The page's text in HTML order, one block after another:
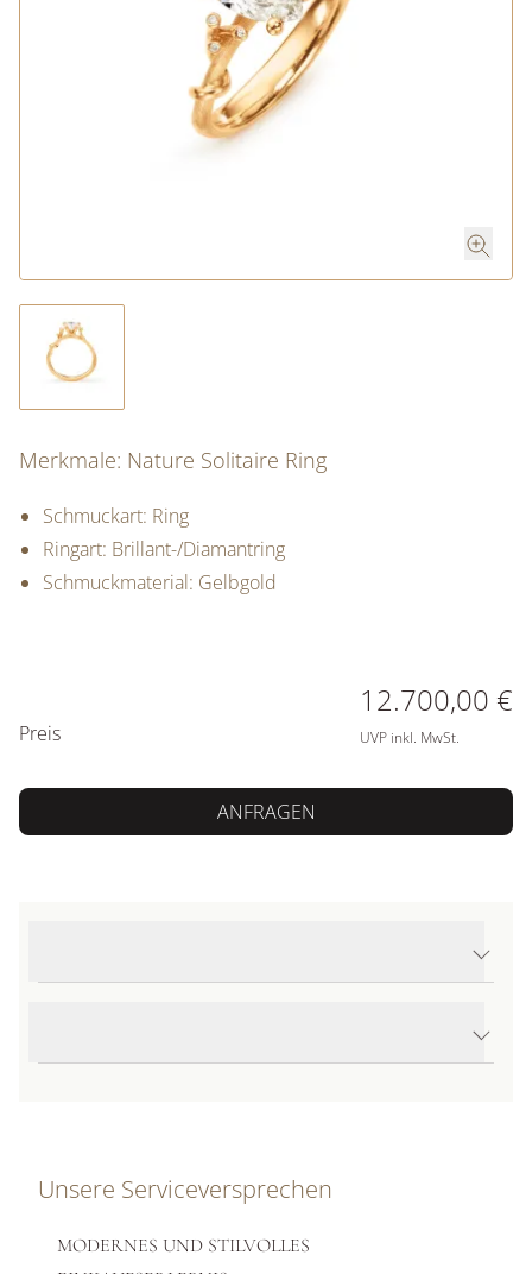
Merkmale: Nature Solitaire Ring
Schmuckart: Ring
Ringart: Brillant-/Diamantring
Schmuckmaterial: Gelbgold
Preis
12.700,00 €
UVP inkl. MwSt.
ANFRAGEN
Unsere Serviceversprechen
MODERNES UND STILVOLLES